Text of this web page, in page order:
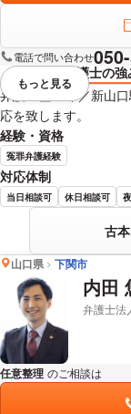
電話で問い合わせ
弁護士の強
弁護士歴18年／新山
応を致します。
経験・資格
冤罪弁護経験
対応体制
当日相談可 休日相談可
古
視覚的に省略さ
もっと見る
山口県 下関市
内田
弁護士法
任意整理 のご相談は